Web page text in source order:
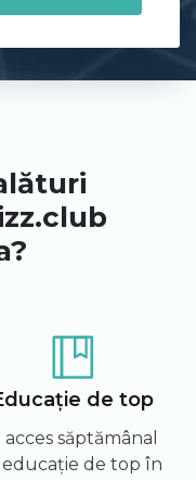
de top
acces săptămânal
educație de top în